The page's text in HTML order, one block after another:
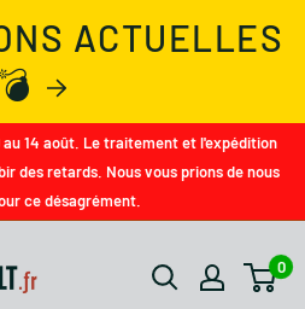
ACTUELLES
14 août. Le traitement et l'expédition
des retards. Nous vous prions de nous
ce désagrément.
0